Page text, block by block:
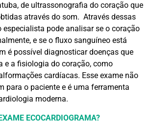
de ultrassonografia do coração que
através do som. Através dessas
especialista pode analisar se o coração
e se o fluxo sanguíneo está
é possível diagnosticar doenças que
e a fisiologia do coração, como
cardíacas. Esse exame não
para o paciente e é uma ferramenta
moderna.
ECOCARDIOGRAMA?